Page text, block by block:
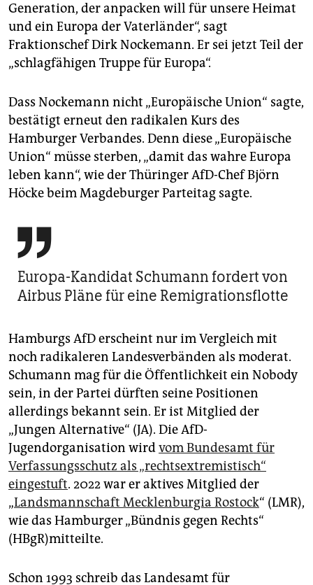
Generation, der anpacken will für unsere Heimat
und ein Europa der Vaterländer“, sagt
Fraktionschef Dirk Nockemann. Er sei jetzt Teil der
„schlagfähigen Truppe für Europa“.
Dass Nockemann nicht „Europäische Union“ sagte,
bestätigt erneut den radikalen Kurs des
Hamburger Verbandes. Denn diese „Europäische
Union“ müsse sterben, „damit das wahre Europa
leben kann“, wie der Thüringer AfD-Chef Björn
Höcke beim Magdeburger Parteitag sagte.

Europa-Kandidat Schumann fordert von
Airbus Pläne für eine Remigrationsflotte
Hamburgs AfD erscheint nur im Vergleich mit
noch radikaleren Landesverbänden als moderat.
Schumann mag für die Öffentlichkeit ein Nobody
sein, in der Partei dürften seine Positionen
allerdings bekannt sein. Er ist Mitglied der
„Jungen Alternative“ (JA). Die AfD-
Jugendorganisation wirdvom Bundesamt für
Verfassungsschutz als „rechtsextremistisch“
eingestuft. 2022 war er aktives Mitglied der
„Landsmannschaft Mecklenburgia Rostock“ (LMR),
wie das Hamburger „Bündnis gegen Rechts“
(HBgR)mitteilte.
Schon 1993 schreib das Landesamt für